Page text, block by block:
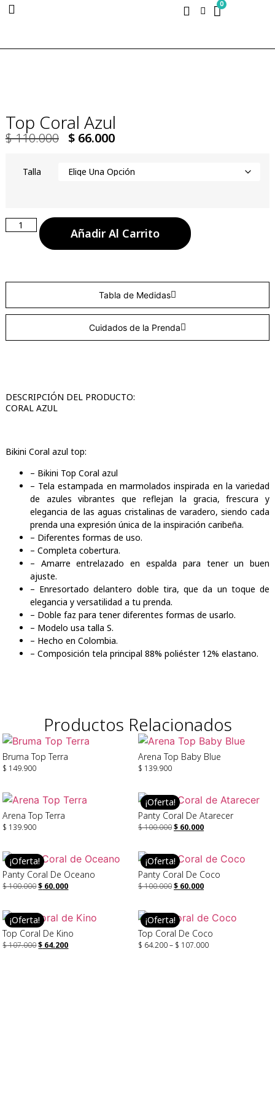
0
Top Coral Azul
$110.000 $66.000
Talla
Añadir Al Carrito
Tabla de Medidas
Cuidados de la Prenda
DESCRIPCIÓN DEL PRODUCTO:
CORAL AZUL
Bikini Coral azul top:
– Bikini Top Coral azul
– Tela estampada en marmolados inspirada en la variedad
de azules vibrantes que reflejan la gracia, frescura y
elegancia de las aguas cristalinas de varadero, siendo cada
prenda una expresión única de la inspiración caribeña.
– Diferentes formas de uso.
– Completa cobertura.
– Amarre entrelazado en espalda para tener un buen
ajuste.
– Enresortado delantero doble tira, que da un toque de
elegancia y versatilidad a tu prenda.
– Doble faz para tener diferentes formas de usarlo.
– Modelo usa talla S.
– Hecho en Colombia.
– Composición tela principal 88% poliéster 12% elastano.
Productos Relacionados
Bruma Top Terra
$ 149.900
Arena Top Baby Blue
$ 139.900
Arena Top Terra
$ 139.900
¡Oferta!
Panty Coral De Atarecer
$100.000$ 60.000
¡Oferta!
Panty Coral De Oceano
$100.000$ 60.000
¡Oferta!
Panty Coral De Coco
$100.000$ 60.000
¡Oferta!
Top Coral De Kino
$107.000$ 64.200
¡Oferta!
Top Coral De Coco
$ 64.200– $ 107.000